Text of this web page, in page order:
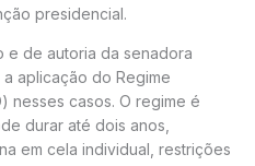
presidencial.
e de autoria da senadora
a aplicação do Regime
nesses casos. O regime é
durar até dois anos,
em cela individual, restrições